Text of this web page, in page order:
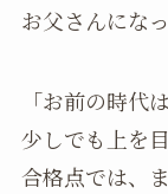
お父さんにな
「お前の時代
少しでも上を
合格点では、